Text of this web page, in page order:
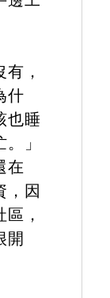
，
什
也睡
」
在
，因
，
開